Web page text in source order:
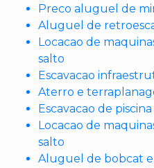
Preco aluguel de
Aluguel de
Locacao de
salto
Escavacao
Aterro e
Escavacao de
Locacao de
salto
Aluguel de bobcat